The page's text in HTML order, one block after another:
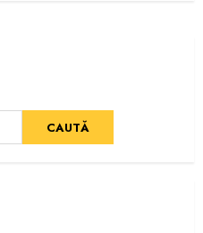
CAUTĂ